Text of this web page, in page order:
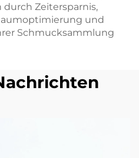
durch Zeitersparnis,
und
Schmucksammlung